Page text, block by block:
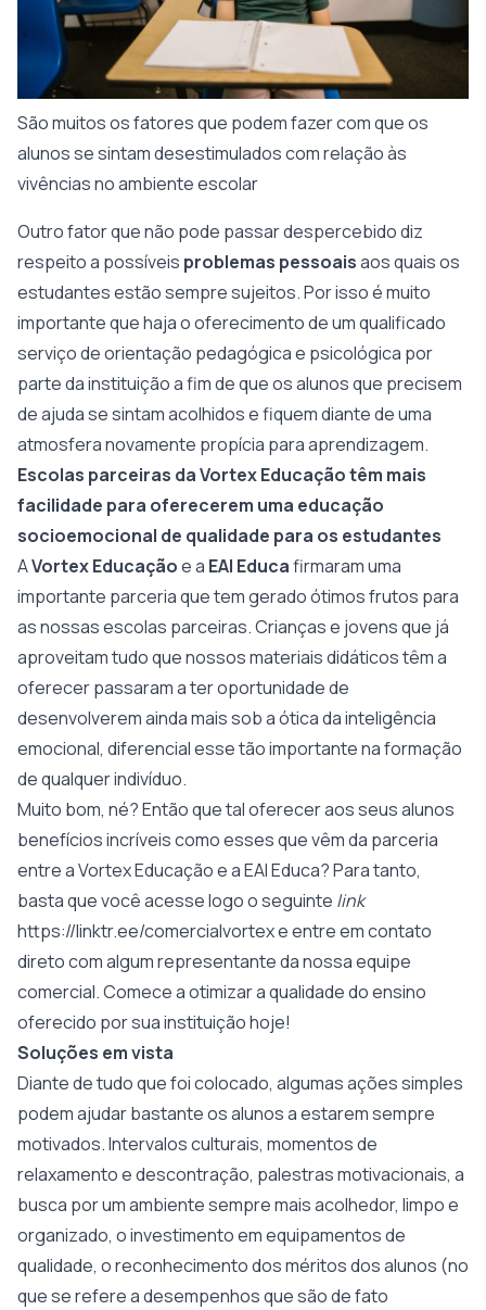
São muitos os fatores que podem fazer com que os
alunos se sintam desestimulados com relação às
vivências no ambiente escolar
Outro fator que não pode passar despercebido diz
respeito a possíveis problemas pessoaisaos quais os
estudantes estão sempre sujeitos. Por isso é muito
importante que haja o oferecimento de um qualificado
serviço de orientação pedagógica e psicológica por
parte da instituição a fim de que os alunos que precisem
de ajuda se sintam acolhidos e fiquem diante de uma
atmosfera novamente propícia para aprendizagem.
Escolas parceiras da Vortex Educação têm mais
facilidade para oferecerem uma educação
socioemocional de qualidade para os estudantes
AVortex Educaçãoe a EAI Educafirmaram uma
importante parceria que tem gerado ótimos frutos para
as nossas escolas parceiras. Crianças e jovens que já
aproveitam tudo que nossos materiais didáticos têm a
oferecer passaram a ter oportunidade de
desenvolverem ainda mais sob a ótica da inteligência
emocional, diferencial esse tão importante na formação
de qualquer indivíduo.
Muito bom, né? Então que tal oferecer aos seus alunos
benefícios incríveis como esses que vêm da parceria
entre a Vortex Educação e a EAI Educa? Para tanto,
basta que você acesse logo o seguinte link
https://linktr.ee/comercialvortexe entre em contato
direto com algum representante da nossa equipe
comercial. Comece a otimizar a qualidade do ensino
oferecido por sua instituição hoje!
Soluções em vista
Diante de tudo que foi colocado, algumas ações simples
podem ajudar bastante os alunos a estarem sempre
motivados. Intervalos culturais, momentos de
relaxamento e descontração, palestras motivacionais, a
busca por um ambiente sempre mais acolhedor, limpo e
organizado, o investimento em equipamentos de
qualidade, o reconhecimento dos méritos dos alunos (no
que se refere a desempenhos que são de fato